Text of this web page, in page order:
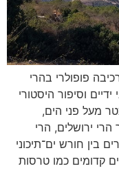
פופולרי בהרי
וסיפור היסטורי
ההר מתנשא לגובה של כ־788 מטר מעל פני הים,
ירושלים, הרי
בין חורש ים־תיכוני
קדומים כמו טרסות